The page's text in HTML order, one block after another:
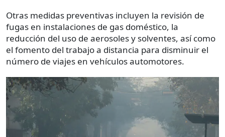
Otras medidas preventivas incluyen la revisión de
fugas en instalaciones de gas doméstico, la
reducción del uso de aerosoles y solventes, así como
el fomento del trabajo a distancia para disminuir el
número de viajes en vehículos automotores.